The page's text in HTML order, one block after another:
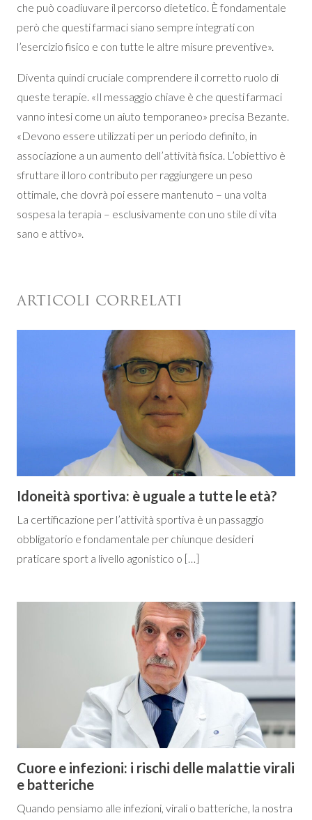
che può coadiuvare il percorso dietetico. È fondamentale
però che questi farmaci siano sempre integrati con
l’esercizio fisico e con tutte le altre misure preventive».
Diventa quindi cruciale comprendere il corretto ruolo di
queste terapie. «Il messaggio chiave è che questi farmaci
vanno intesi come un aiuto temporaneo» precisa Bezante.
«Devono essere utilizzati per un periodo definito, in
associazione a un aumento dell’attività fisica. L’obiettivo è
sfruttare il loro contributo per raggiungere un peso
ottimale, che dovrà poi essere mantenuto – una volta
sospesa la terapia – esclusivamente con uno stile di vita
sano e attivo».
ARTICOLI CORRELATI
Idoneità sportiva: è uguale a tutte le età?
La certificazione per l’attività sportiva è un passaggio
obbligatorio e fondamentale per chiunque desideri
praticare sport a livello agonistico o […]
Cuore e infezioni: i rischi delle malattie virali
e batteriche
Quando pensiamo alle infezioni, virali o batteriche, la nostra